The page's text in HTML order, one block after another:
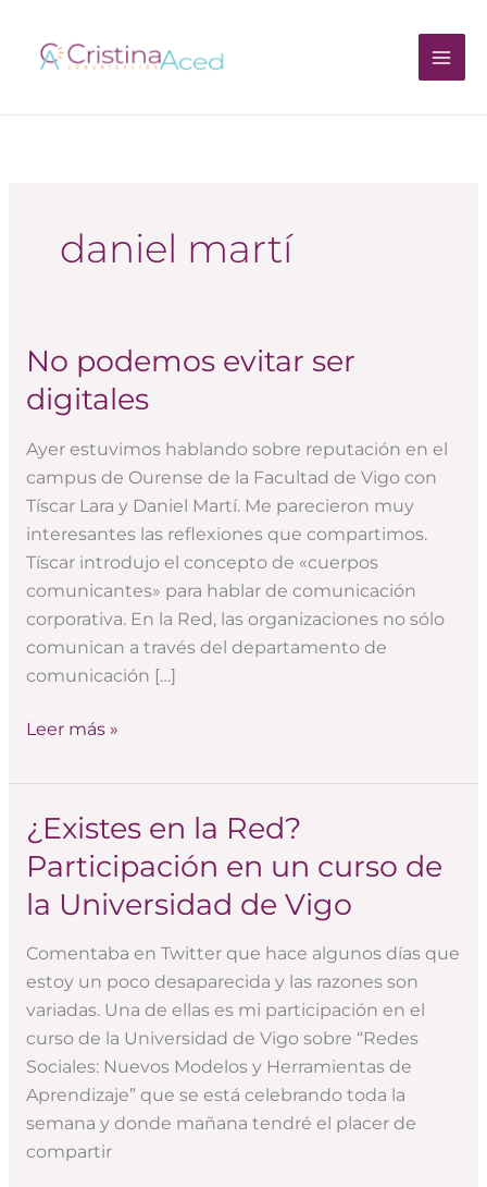
contenido
daniel martí
No podemos evitar ser
digitales
Ayer estuvimos hablando sobre reputación en el
campus de Ourense de la Facultad de Vigo con
Tíscar Lara y Daniel Martí. Me parecieron muy
interesantes las reflexiones que compartimos.
Tíscar introdujo el concepto de «cuerpos
comunicantes» para hablar de comunicación
corporativa. En la Red, las organizaciones no sólo
comunican a través del departamento de
comunicación […]
No
podemos
evitar
ser
Leer más »
¿Existes en la Red?
Participación en un curso de
la Universidad de Vigo
Comentaba en Twitter que hace algunos días que
estoy un poco desaparecida y las razones son
variadas. Una de ellas es mi participación en el
curso de la Universidad de Vigo sobre “Redes
Sociales: Nuevos Modelos y Herramientas de
Aprendizaje” que se está celebrando toda la
semana y donde mañana tendré el placer de
compartir
¿Existes
en
la
Red?
en
un
curso
de
la
Universidad
de
Vigo